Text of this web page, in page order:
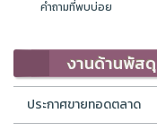
คำถามที่พบบ่อย
งานด้านพัสดุ
ประกาศขายทอดตลาด